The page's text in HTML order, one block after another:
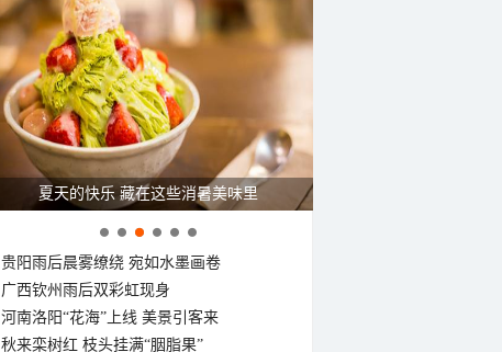
西南风
<3级
西风
<3级
西风
<3级
西南风
<3级
西南风
<3级
27°C
26°C 25°C 24°C
广西南宁：盛夏里的“绿野仙踪”
贵阳雨后晨雾缭绕 宛如水墨画卷
广西钦州雨后双彩虹现身
河南洛阳“花海”上线 美景引客来
秋来栾树红 枝头挂满“胭脂果”